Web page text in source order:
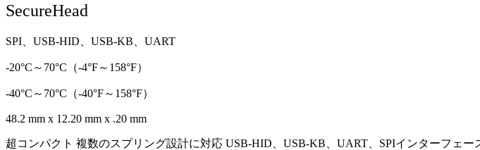
SecureHead
SPI、USB-HID、USB-KB、UART
-20°C～70°C（-4°F～158°F）
-40°C～70°C（-40°F～158°F）
48.2 mm x 12.20 mm x .20 mm
超コンパクト 複数のスプリング設計に対応 USB-HID、USB-KB、UART、SPIインターフェ